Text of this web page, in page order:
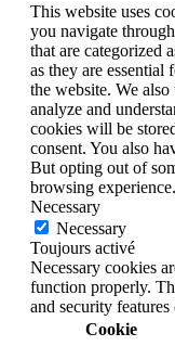
This website uses
you navigate
that are categorized
as they are
the website. We
analyze and
cookies will be
consent. You also
But opting out of
browsing experience.
Necessary
Necessary
Toujours activé
Necessary cookies
function properly.
and security
Cookie